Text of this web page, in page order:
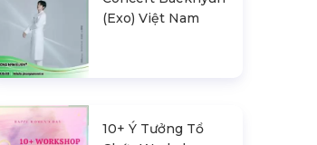
(Exo) Việt Nam
10+ Ý Tưởng Tổ